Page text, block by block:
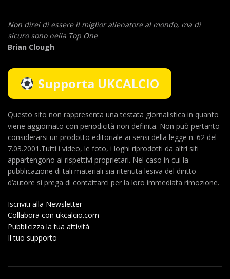
Non direi di essere il miglior allenatore al mondo, ma di
sicuro sono nella Top One
Brian Clough
Supporta UKCALCIO
Questo sito non rappresenta una testata giornalistica in quanto
viene aggiornato con periodicità non definita. Non può pertanto
considerarsi un prodotto editoriale ai sensi della legge n. 62 del
7.03.2001.Tutti i video, le foto, i loghi riprodotti da altri siti
appartengono ai rispettivi proprietari. Nel caso in cui la
pubblicazione di tali materiali sia ritenuta lesiva del diritto
d’autore si prega di contattarci per la loro immediata rimozione.
Iscriviti alla Newsletter
Collabora con ukcalcio.com
Pubblicizza la tua attività
Il tuo supporto